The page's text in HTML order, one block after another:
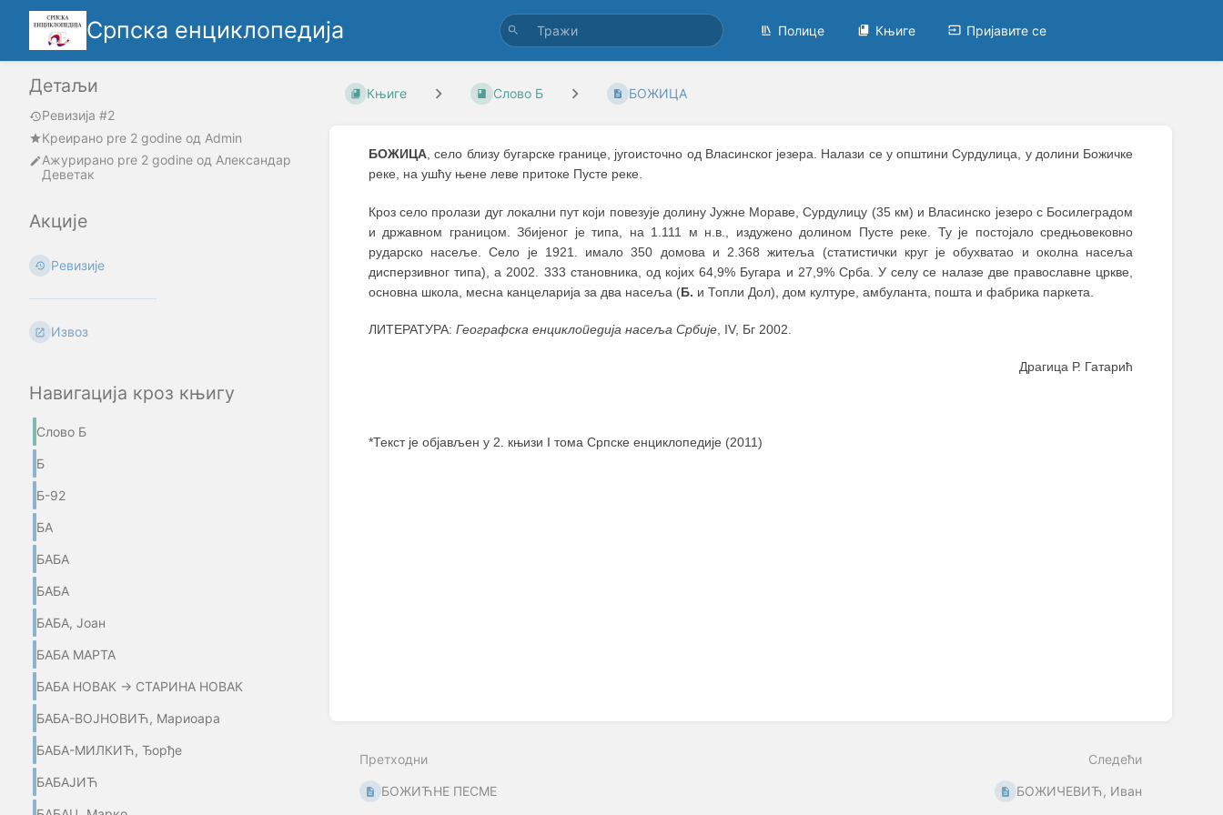
Српска енциклопедија Полице Књиге Пријавите се
Детаљи
Ревизија #2
Креирано pre 2 godine oд Admin
Ажурирано pre 2 godine од Александар
Деветак
Акције
Ревизије
Извоз
Навигација кроз књигу
Слово Б
Б
Б-92
БА
БАБА
БАБА
БАБА, Јоан
БАБА МАРТА
БАБА НОВАК → СТАРИНА НОВАК
БАБА-ВОЈНОВИЋ, Мариоара
БАБА-МИЛКИЋ, Ђорђе
БАБАЈИЋ
Књиге Слово Б БОЖИЦА
БОЖИЦА, село близу бугарске границе, југоисточно од Власинског језера. Налази се у општини Сурдулица, у долини Божичке
реке, на ушћу њене леве притоке Пусте реке.
Кроз село пролази дуг локални пут који повезује долину Јужне Мораве, Сурдулицу (35 км) и Власинско језеро с Босилеградом
и државном границом. Збијеног је типа, на 1.111 м н.в., издужено долином Пусте реке. Ту је постојало средњовековно
рударско насеље. Село је 1921. имало 350 домова и 2.368 житеља (статистички круг је обухватао и околна насеља
дисперзивног типа), а 2002. 333 становника, од којих 64,9% Бугара и 27,9% Срба. У селу се налазе две православне цркве,
основна школа, месна канцеларија за два насеља (Б. и Топли Дол), дом културе, амбуланта, пошта и фабрика паркета.
ЛИТЕРАТУРА: Географска енциклопедија насеља Србије , IV, Бг 2002.
Драгица Р. Гатарић
*Текст је објављен у 2. књизи I тома Српске енциклопедије (2011)
Претходни
БОЖИЋНЕ ПЕСМЕ
Следећи
БОЖИЧЕВИЋ, Иван